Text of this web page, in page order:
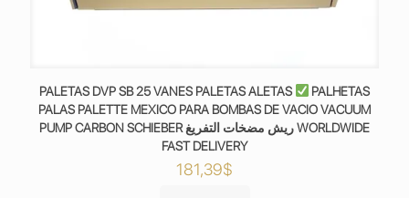
PALETAS DVP SB 25 VANES PALETAS ALETAS
PALHETAS
PALAS PALETTE MEXICO PARA BOMBAS DE VACIO VACUUM
PUMP CARBON SCHIEBER ريش مضخات التفريغ WORLDWIDE
FAST DELIVERY
181,39$